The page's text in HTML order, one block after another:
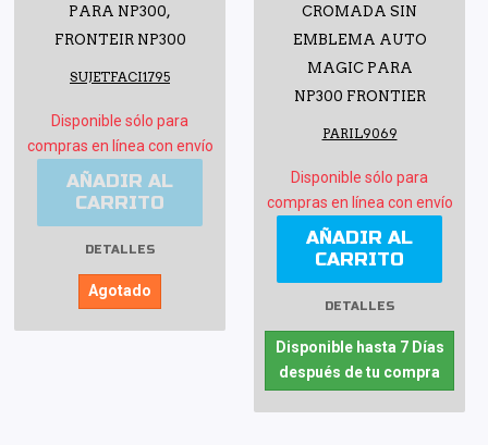
PARA NP300,
FRONTEIR NP300
SUJETFACI1795
Disponible sólo para
compras en línea con envío
AÑADIR AL
CARRITO
DETALLES
Agotado
CROMADA SIN
EMBLEMA AUTO
MAGIC PARA
NP300 FRONTIER
PARIL9069
Disponible sólo para
compras en línea con envío
AÑADIR AL
CARRITO
DETALLES
Disponible hasta 7 Días
después de tu compra